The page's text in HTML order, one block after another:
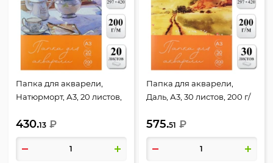
Папка для акварели,
Натюрморт, А3, 20 листов,
КОКОС, 232184
430.13 ₽
Папка для акварели,
Даль, А3, 30 листов, 200 г/
232185
575.51 ₽